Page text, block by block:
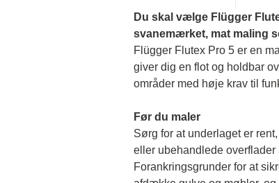
Du skal vælge Flügger
svanemærket, mat maling
Flügger Flutex Pro 5 er en
giver dig en flot og holdbar
områder med høje krav til
Før du maler
Sørg for at underlaget er
eller ubehandlede
Forankringsgrunder for at